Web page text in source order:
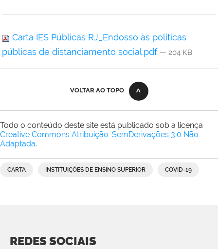
Carta IES Públicas RJ_Endosso às políticas
públicas de distanciamento social.pdf — 204 KB
VOLTAR AO TOPO
Todo o conteúdo deste site está publicado sob a licença
Creative Commons Atribuição-SemDerivações 3.0 Não
Adaptada.
CARTA INSTITUIÇÕES DE ENSINO SUPERIOR COVID-19
REDES SOCIAIS